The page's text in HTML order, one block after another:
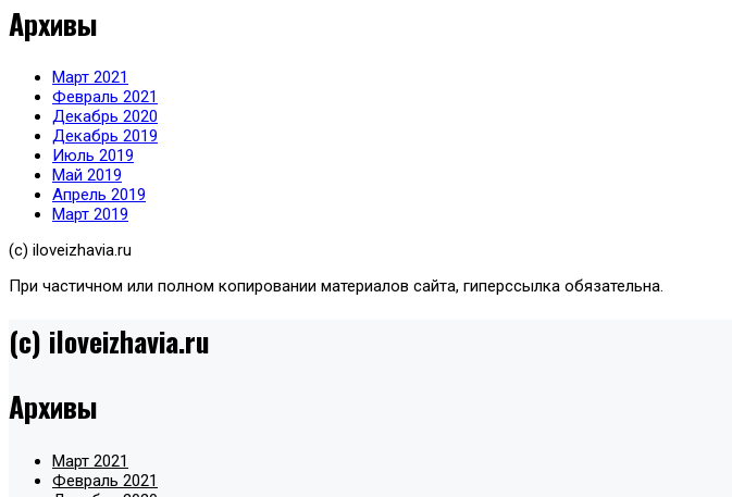
Архивы
Март 2021
Февраль 2021
Декабрь 2020
Декабрь 2019
Июль 2019
Май 2019
Апрель 2019
Март 2019
(с) iloveizhavia.ru
При частичном или полном копировании материалов сайта, гиперссылка обязательна.
(c) iloveizhavia.ru
Архивы
Март 2021
Февраль 2021